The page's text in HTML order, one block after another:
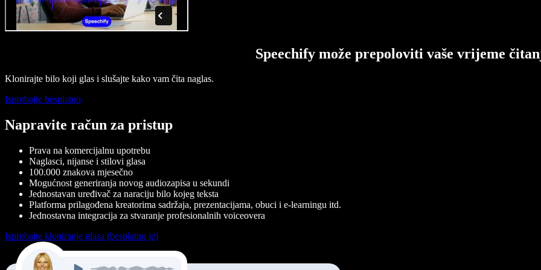
Speechify može prepoloviti vaše vrijeme
Klonirajte bilo koji glas i slušajte kako vam čita naglas.
Isprobajte besplatno
Napravite račun za pristup
Prava na komercijalnu upotrebu
Naglasci, nijanse i stilovi glasa
100.000 znakova mjesečno
Mogućnost generiranja novog audiozapisa u sekundi
Jednostavan uređivač za naraciju bilo kojeg teksta
Platforma prilagođena kreatorima sadržaja, prezentacijama, obuci i e-learningu itd.
Jednostavna integracija za stvaranje profesionalnih voiceovera
Isprobajte kloniranje glasa (besplatno je)